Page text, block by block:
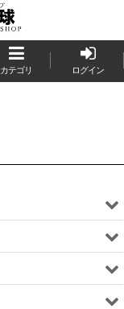
カテゴリ ログイン